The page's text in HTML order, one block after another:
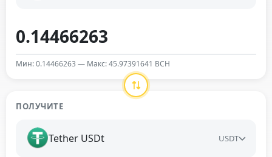
Мин: 0.14466263 — Макс: 45.97391641 BCH
ПОЛУЧИТЕ
Tether USDt USDT